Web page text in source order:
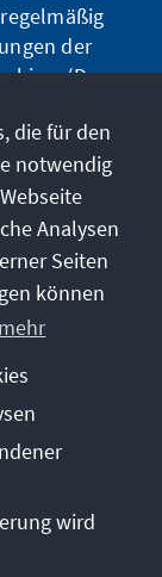
der
(Der
die für den
notwendig
Analysen
Seiten
können
wird